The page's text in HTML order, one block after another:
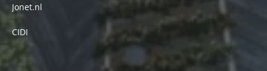
Jonet.nl
CIDI